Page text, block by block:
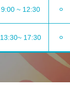
9:00 ~ 12:30 ⚪︎
13:30~ 17:30 ⚪︎